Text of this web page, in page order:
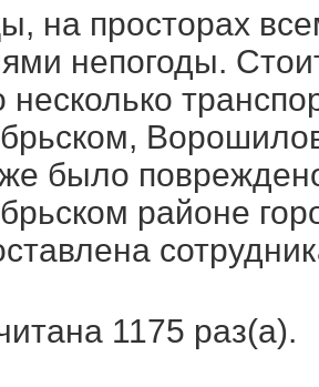
на просторах
непогоды.
несколько
было
районе
1175 раз(a).